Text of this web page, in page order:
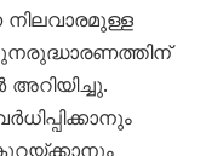
നിലവാരമുള്ള